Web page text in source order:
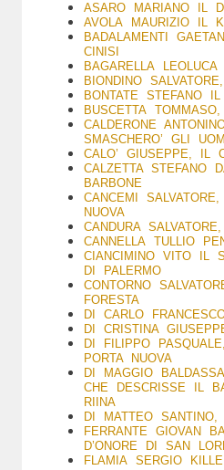
ASARO MARIANO IL
AVOLA MAURIZIO IL
BADALAMENTI
CINISI
BAGARELLA
BIONDINO
BONTATE STEFANO
BUSCETTA
CALDERONE
SMASCHERO’ GLI
CALO’ GIUSEPPE, IL
CALZETTA STEFANO
BARBONE
CANCEMI
NUOVA
CANDURA
CANNELLA TULLIO
CIANCIMINO VITO IL
DI PALERMO
CONTORNO
FORESTA
DI CARLO
DI CRISTINA
DI FILIPPO
PORTA NUOVA
DI MAGGIO
CHE DESCRISSE IL
RIINA
DI MATTEO SANTINO,
FERRANTE GIOVAN
D’ONORE DI SAN
FLAMIA SERGIO